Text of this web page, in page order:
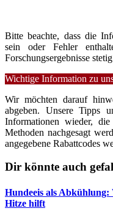
Bitte beachte, dass die
sein oder Fehler
Forschungsergebnisse
Wichtige Information zu
Wir möchten darauf
abgeben. Unsere Tipps
Informationen wieder,
Methoden nachgesagt
angegebene Rabattcodes
Dir könnte auch
Hundeeis als
Hitze hilft